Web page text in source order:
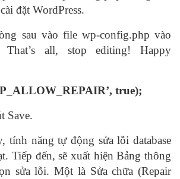
đặt WordPress.
sau vào file wp-config.php vào
all, stop editing! Happy
true);
Save.
tính năng tự động sửa lỗi database
Tiếp đến, sẽ xuất hiện Bảng thông
sửa lỗi. Một là Sửa chữa (Repair